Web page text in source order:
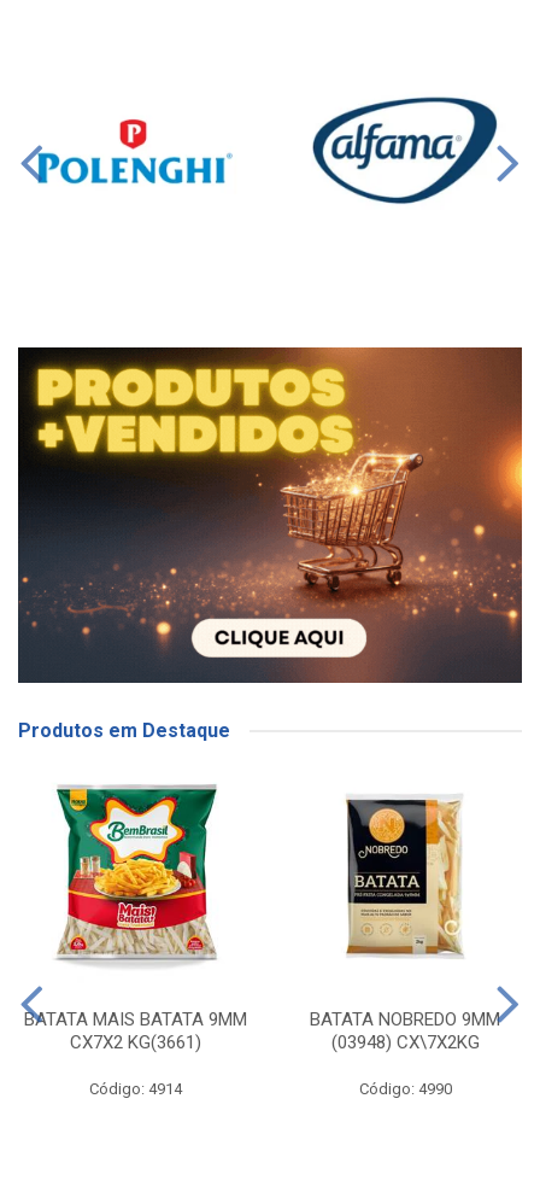
Produtos em Destaque
BATATA MAIS BATATA 9MM
CX7X2 KG(3661)
Código: 4914
BATATA NOBREDO 9MM
(03948) CX\7X2KG
Código: 4990